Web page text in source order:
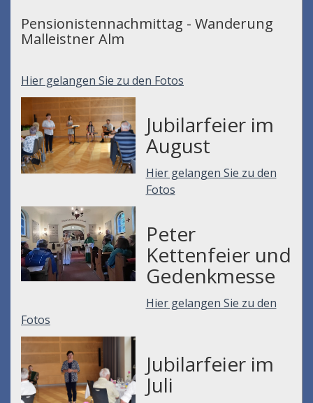
Pensionistennachmittag - Wanderung
Malleistner Alm
Hier gelangen Sie zu den Fotos
Jubilarfeier im
August
Hier gelangen Sie zu den
Fotos
Peter
Kettenfeier und
Gedenkmesse
Hier gelangen Sie zu den
Fotos
Jubilarfeier im
Juli